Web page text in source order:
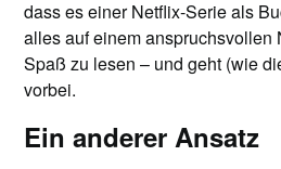
dass es einer Netflix-Serie als
alles auf einem anspruchsvollen
Spaß zu lesen – und geht (wie
vorbei.
Ein anderer Ansatz